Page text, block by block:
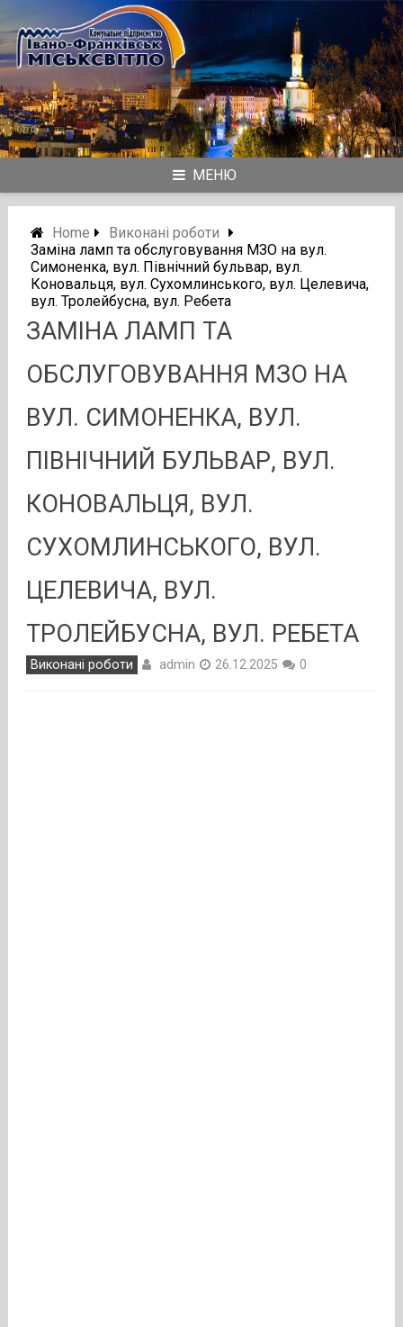
to
content
МЕНЮ
Home
Виконані роботи
Заміна ламп та обслуговування МЗО на вул.
Симоненка, вул. Північний бульвар, вул.
Коновальця, вул. Сухомлинського, вул. Целевича,
вул. Тролейбусна, вул. Ребета
ЗАМІНА ЛАМП ТА
ОБСЛУГОВУВАННЯ МЗО НА
ВУЛ. СИМОНЕНКА, ВУЛ.
ПІВНІЧНИЙ БУЛЬВАР, ВУЛ.
КОНОВАЛЬЦЯ, ВУЛ.
СУХОМЛИНСЬКОГО, ВУЛ.
ЦЕЛЕВИЧА, ВУЛ.
ТРОЛЕЙБУСНА, ВУЛ. РЕБЕТА
Виконані роботи admin 26.12.2025 0